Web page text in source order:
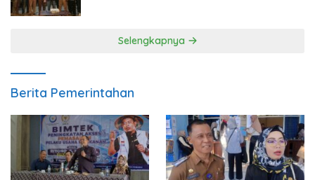
Selengkapnya
Berita Pemerintahan